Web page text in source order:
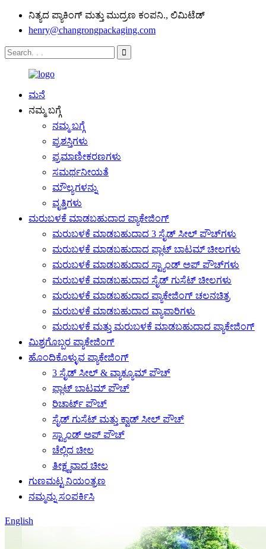
ನಿತ್ಯದ ಪ್ಯಾಕಿಂಗ್ ಮತ್ತು ಮುದ್ರಣ ಕಂಪನಿ., ಲಿಮಿಟೆಡ್
henry@changrongpackaging.com
ಮನೆ
ನಮ್ಮ ಬಗ್ಗೆ
ನಮ್ಮ ಬಗ್ಗೆ
ಪ್ರಶಸ್ತಿಗಳು
ಪ್ರಮಾಣೀಕರಣಗಳು
ಸಮರ್ಥನೀಯತೆ
ಮೌಲ್ಯಗಳನ್ನು
ವೃತ್ತಿಗಳು
ಮರುಬಳಕೆ ಮಾಡಬಹುದಾದ ಪ್ಯಾಕೇಜಿಂಗ್
ಮರುಬಳಕೆ ಮಾಡಬಹುದಾದ 3 ಸೈಡ್ ಸೀಲ್ ಪೌಚ್‌ಗಳು
ಮರುಬಳಕೆ ಮಾಡಬಹುದಾದ ಫ್ಲಾಟ್ ಬಾಟಮ್ ಚೀಲಗಳು
ಮರುಬಳಕೆ ಮಾಡಬಹುದಾದ ಸ್ಟ್ಯಾಂಡ್ ಅಪ್ ಪೌಚ್‌ಗಳು
ಮರುಬಳಕೆ ಮಾಡಬಹುದಾದ ಸೈಡ್ ಗುಸೆಟ್ ಚೀಲಗಳು
ಮರುಬಳಕೆ ಮಾಡಬಹುದಾದ ಪ್ಯಾಕೇಜಿಂಗ್ ಚಲನಚಿತ್ರ
ಮರುಬಳಕೆ ಮಾಡಬಹುದಾದ ವ್ಯಾಪಾರಿಗಳು
ಮರುಬಳಕೆ ಮತ್ತು ಮರುಬಳಕೆ ಮಾಡಬಹುದಾದ ಪ್ಯಾಕೇಜಿಂಗ್
ಮಿಶ್ರಗೊಬ್ಬರ ಪ್ಯಾಕೇಜಿಂಗ್
ಹೊಂದಿಕೊಳ್ಳುವ ಪ್ಯಾಕೇಜಿಂಗ್
3 ಸೈಡ್ ಸೀಲ್ & ವ್ಯಾಕ್ಯೂಮ್ ಪೌಚ್
ಫ್ಲಾಟ್ ಬಾಟಮ್ ಪೌಚ್
ರಿಚಾರ್ಟ್ ಪೌಚ್
ಸೈಡ್ ಗುಸೆಟ್ ಮತ್ತು ಕ್ವಾಡ್ ಸೀಲ್ ಪೌಚ್
ಸ್ಟ್ಯಾಂಡ್ ಅಪ್ ಪೌಚ್
ಚೆಲ್ಲಿದ ಚೀಲ
ತೀಕ್ಷ್ಣವಾದ ಚೀಲ
ಗುಣಮಟ್ಟ ನಿಯಂತ್ರಣ
ನಮ್ಮನ್ನು ಸಂಪರ್ಕಿಸಿ
English